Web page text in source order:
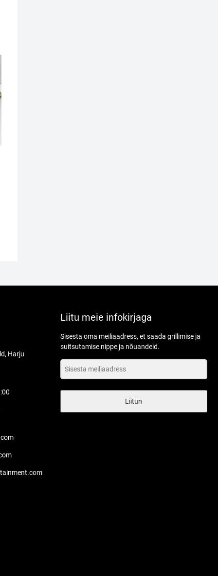
Harju
Liitu meie infokirjaga
Sisesta oma meiliaadress, et saada grillimise ja
suitsutamise nippe ja nõuandeid.
Liitun